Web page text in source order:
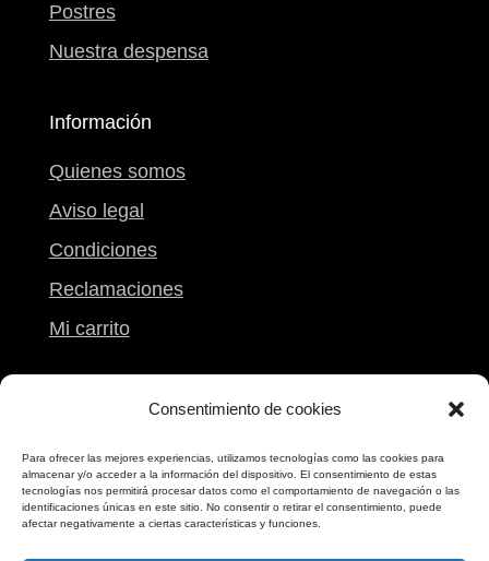
Consentimiento de cookies
Para ofrecer las mejores experiencias, utilizamos tecnologías como las cookies para
almacenar y/o acceder a la información del dispositivo. El consentimiento de estas
tecnologías nos permitirá procesar datos como el comportamiento de navegación o las
identificaciones únicas en este sitio. No consentir o retirar el consentimiento, puede
afectar negativamente a ciertas características y funciones.
Postres
Nuestra despensa
Información
Quienes somos
Aviso legal
Condiciones
Reclamaciones
Mi carrito
Pontevedra
986 861 612